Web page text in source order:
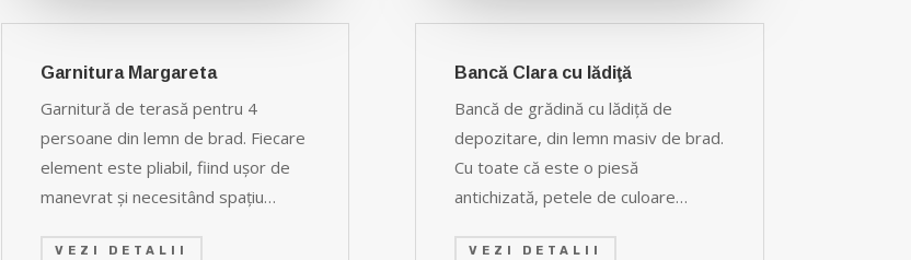
Garnitura Margareta
Garnitură de terasă pentru 4
persoane din lemn de brad. Fiecare
element este pliabil, fiind uşor de
manevrat şi necesitând spaţiu…
VEZI DETALII
Bancă Clara cu lădiţă
Bancă de grădină cu lădiţă de
depozitare, din lemn masiv de brad.
Cu toate că este o piesă
antichizată, petele de culoare…
VEZI DETALII